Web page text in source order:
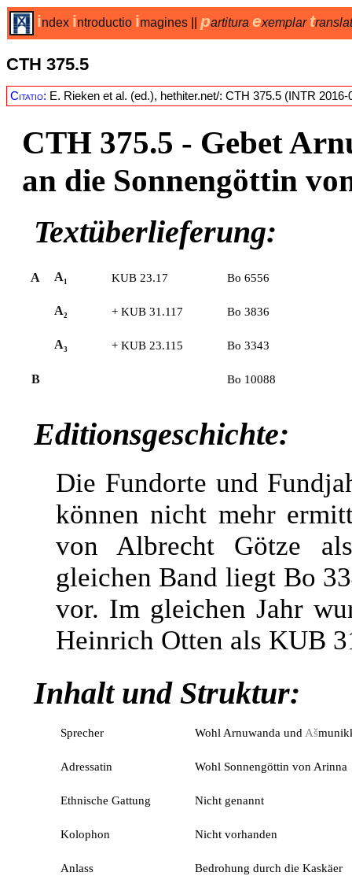
index introductio imagines partitura exemplar t
CTH 375.5
Citatio: E. Rieken et al. (ed.), hethiter.net/: CTH 375.5 (INTR 2016-
CTH 375.5 - Gebet
an die Sonnengöttin
Textüberlieferung:
A A1 KUB 23.17 Bo 6556
A2 + KUB 31.117 Bo 3836
A3 + KUB 23.115 Bo 3343
B Bo 10088
Editionsgeschichte:
Die Fundorte und
können nicht mehr
von Albrecht Götze
gleichen Band liegt Bo
vor. Im gleichen Jahr
Heinrich Otten als KUB
Inhalt und Struktur:
Sprecher Wohl Arnuwanda und Aš
Adressatin Wohl Sonnengöttin von Arinna
Ethnische Gattung Nicht genannt
Kolophon Nicht vorhanden
Anlass Bedrohung durch die Kaskäer